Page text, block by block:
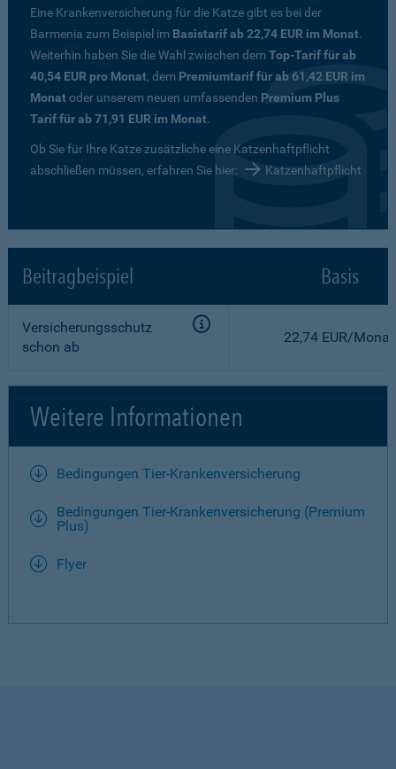
Eine Krankenversicherung für die Katze gibt es bei der
Barmenia zum Beispiel im Basistarif ab 22,74 EUR im Monat.
Weiterhin haben Sie die Wahl zwischen demTop-Tarif für ab
40,54 EUR pro Monat, dem Premiumtarif für ab 61,42 EUR im
Monatoder unserem neuen umfassenden Premium Plus
Tarif für ab 71,91 EUR im Monat.
Ob Sie für Ihre Katze zusätzliche eine Katzenhaftpflicht
abschließen müssen, erfahren Sie hier:
Katzenhaftpflicht
Beitragbeispiel Basis
Versicherungsschutz
schon ab
22,74 EUR/Monat
Weitere Informationen
Bedingungen Tier-Krankenversicherung
Bedingungen Tier-Krankenversicherung (Premium
Plus)
Flyer